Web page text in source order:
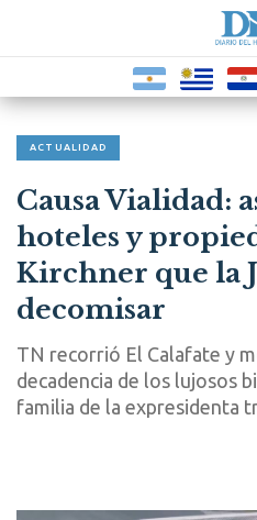
ACTUALIDAD
Causa Vialidad:
hoteles y
Kirchner que la
decomisar
TN recorrió El Calafate y
decadencia de los lujosos
familia de la expresidenta